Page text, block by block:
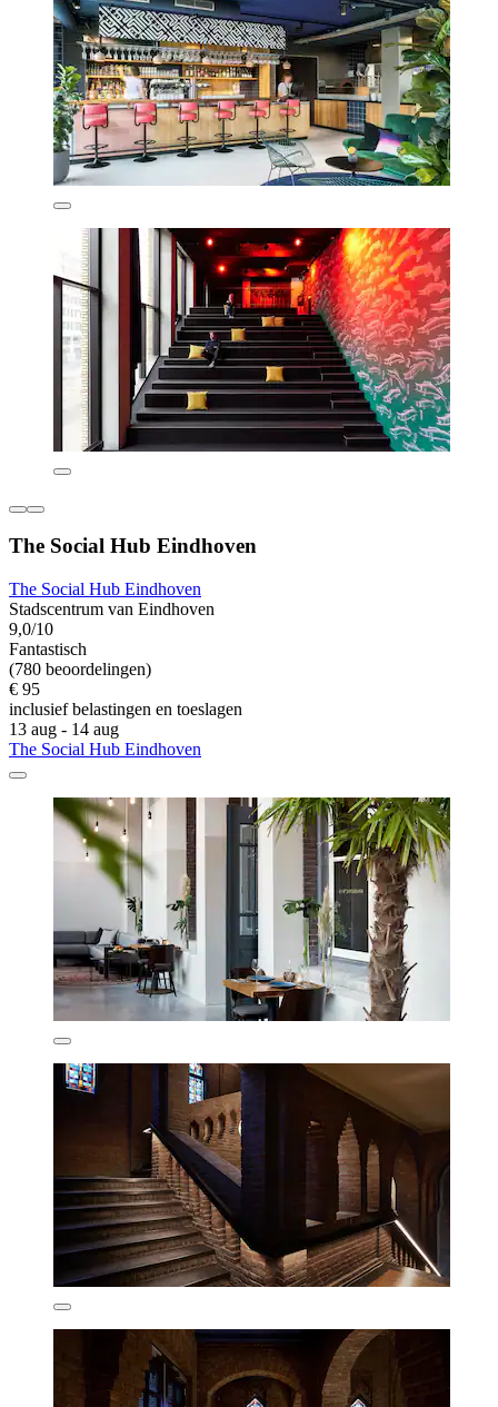
The Social Hub Eindhoven
The Social Hub Eindhoven
Stadscentrum van Eindhoven
9,0/10
Fantastisch
(780 beoordelingen)
€ 95
inclusief belastingen en toeslagen
13 aug - 14 aug
The Social Hub Eindhoven